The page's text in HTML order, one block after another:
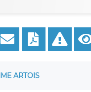
ARTOIS